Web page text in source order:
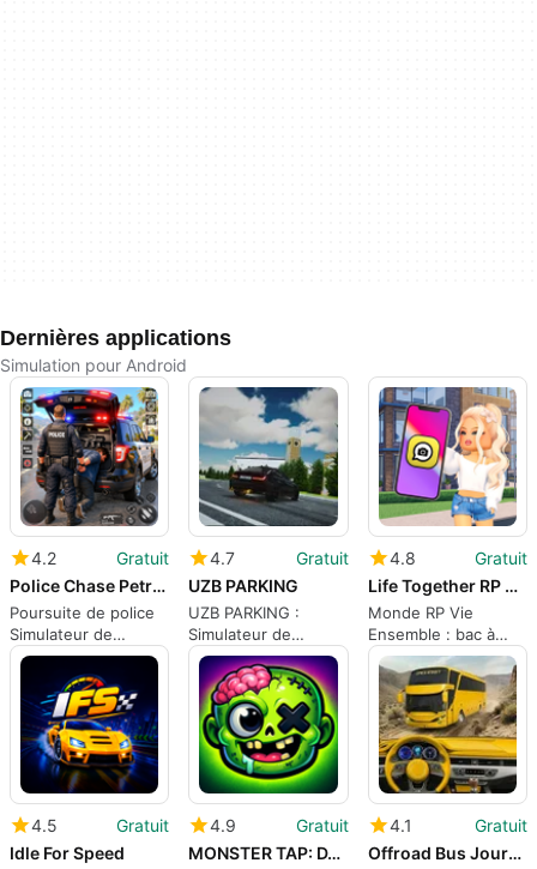
Dernières applications
Simulation pour Android
4.2
Gratuit
Police Chase Petrol Simulator
Poursuite de police
Simulateur de
pétrole : Conduite
en ville ouverte axée
sur les missions sur
Android
4.7
Gratuit
UZB PARKING
UZB PARKING :
Simulateur de
conduite urbaine et
de stationnement
mobile pour les
joueurs méthodiques
4.8
Gratuit
Life Together RP World
Monde RP Vie
Ensemble : bac à
sable social pour le
jeu de rôle créatif et
la construction
4.5
Gratuit
Idle For Speed
4.9
Gratuit
MONSTER TAP: DARK QUEST
4.1
Gratuit
Offroad Bus Journey Driver Sim